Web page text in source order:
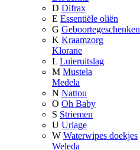
D Difrax
E Essentiële oliën
G Geboortegeschenken
K Kraamzorg
Klorane
L Luieruitslag
M Mustela
Medela
N Nattou
O Oh Baby
S Striemen
U Uriage
W Waterwipes doekjes
Weleda